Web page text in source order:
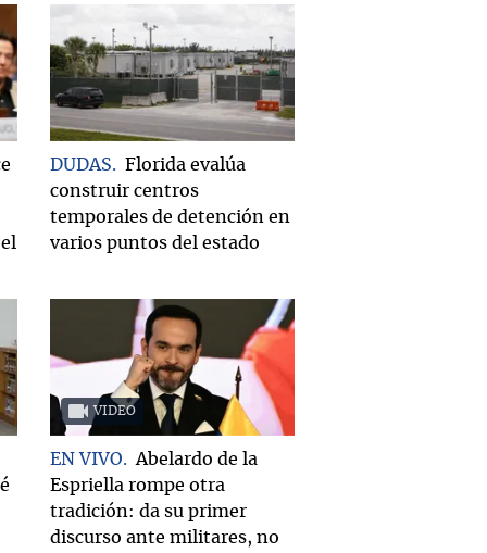
DUDAS
Florida evalúa
construir centros
temporales de detención en
varios puntos del estado
VIDEO
EN VIVO
Abelardo de la
Espriella rompe otra
tradición: da su primer
discurso ante militares, no